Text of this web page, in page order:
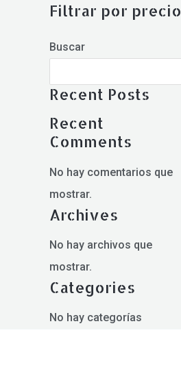
Filtrar por precio
Buscar
Recent Posts
Recent
Comments
No hay comentarios que
mostrar.
Archives
No hay archivos que
mostrar.
Categories
No hay categorías